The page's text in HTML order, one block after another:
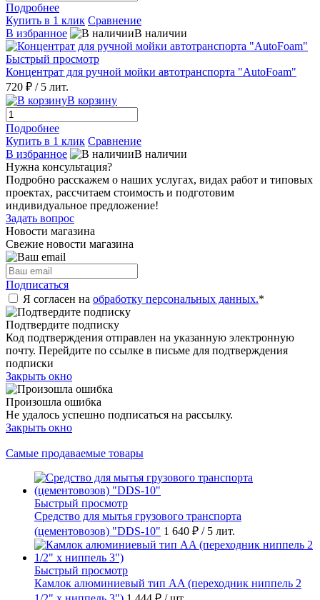
Подробнее
Купить в 1 клик Сравнение
В избранное
В наличии
Быстрый просмотр
Концентрат для ручной мойки автотранспорта "AutoFoam"
720 ₽ / 5 лит.
В корзину
Подробнее
Купить в 1 клик Сравнение
В избранное
В наличии
Нужна консультация?
Подробно расскажем о наших услугах, видах работ и типовых
проектах, рассчитаем стоимость и подготовим
индивидуальное предложение!
Задать вопрос
Новости магазина
Свежие новости магазина
Подписаться
Я согласен на обработку персональных данных.*
Подтвердите подписку
Код подтверждения отправлен на указанную электронную
почту. Перейдите по ссылке в письме для подтверждения
подписки
Закрыть окно
Произошла ошибка
Не удалось успешно подписаться на рассылку.
Закрыть окно
Самые продаваемые товары
Быстрый просмотр
Средство для мытья грузового транспорта
(цементовозов) "DDS-10" 1 640 ₽ / 5 лит.
Быстрый просмотр
Камлок алюминиевый тип AA (переходник ниппель 2